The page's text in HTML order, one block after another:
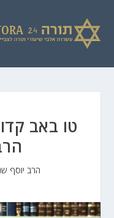
טו באב
הרב יוסף